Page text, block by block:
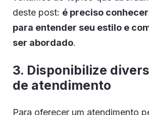
deste post: é preciso
para entender seu estilo e
ser abordado.
3. Disponibilize
de atendimento
Para oferecer um atendimento